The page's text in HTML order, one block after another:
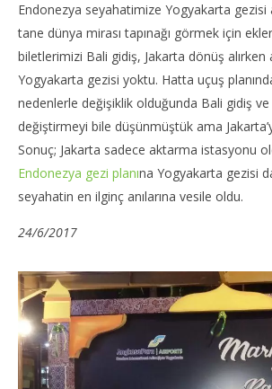
30
Temmuz
2017
TheGutan
Endonezya seyahatimize Yogyakarta gezisi
tane dünya mirası tapınağı görmek için
biletlerimizi Bali gidiş, Jakarta dönüş alırken
Yogyakarta gezisi yoktu. Hatta uçuş
nedenlerle değişiklik olduğunda Bali gidiş
değiştirmeyi bile düşünmüştük ama
Sonuç; Jakarta sadece aktarma istasyonu
Endonezya gezi planına Yogyakarta gezisi
seyahatin en ilginç anılarına vesile oldu.
24/6/2017